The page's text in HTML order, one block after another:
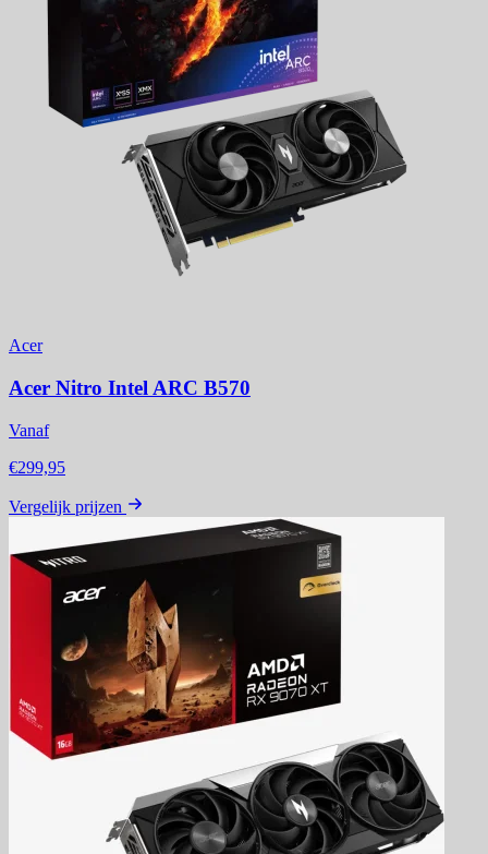
Acer
Acer Nitro Intel ARC B570
Vanaf
€299,95
Vergelijk prijzen